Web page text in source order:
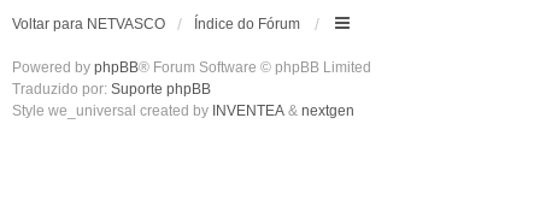
Voltar para NETVASCO Índice do Fórum
Powered by phpBB® Forum Software © phpBB Limited
Traduzido por: Suporte phpBB
Style we_universal created by INVENTEA & nextgen